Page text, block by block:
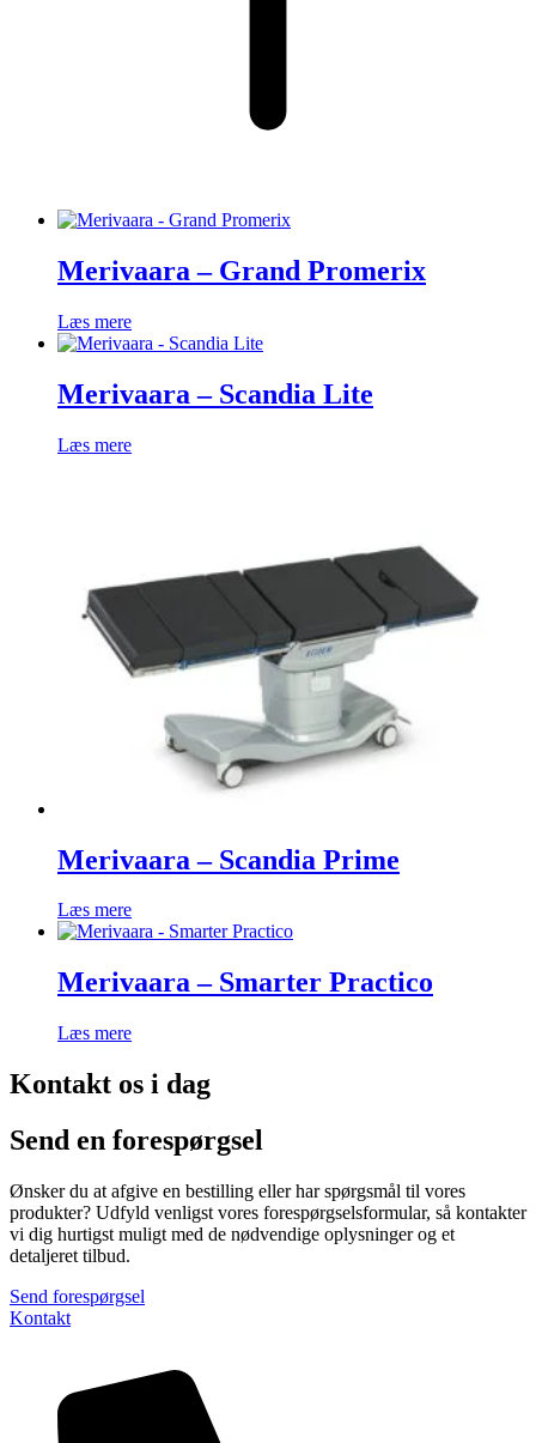
Merivaara – Grand Promerix
Læs mere
Merivaara – Scandia Lite
Læs mere
Merivaara – Scandia Prime
Læs mere
Merivaara – Smarter Practico
Læs mere
Kontakt os i dag
Send en forespørgsel
Ønsker du at afgive en bestilling eller har spørgsmål til vores
produkter? Udfyld venligst vores forespørgselsformular, så kontakter
vi dig hurtigst muligt med de nødvendige oplysninger og et
detaljeret tilbud.
Send forespørgsel
Kontakt